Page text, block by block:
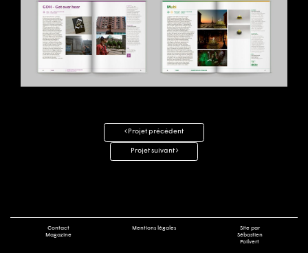
Projet précédent
Projet suivant
Contact
Magazine
Mentions légales
Site par
Sébastien
Poilvert